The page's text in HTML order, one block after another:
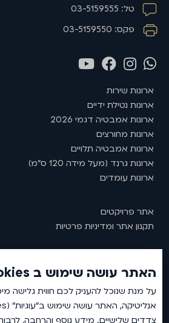
ארונות שירות
ארונות נטילת ידיים
ארונות אמבטיה דגמי 2026
ארונות מחורצים
ארונות אמבטיה תלויים
ארונות גרנד (מעל מידה 120 ס"מ)
ארונות עומדים
אתר פרויקטים
תקנון אתר ומדיניות פרטיות
טל: 03-5159555
פקס: 03-5159550
האתר עושה שימוש ב Cookies ("עוגיות")
על מנת שנוכל להעניק לכם חווית גלישה
צדדים שלישיים. מידע נוסף והרחבה,